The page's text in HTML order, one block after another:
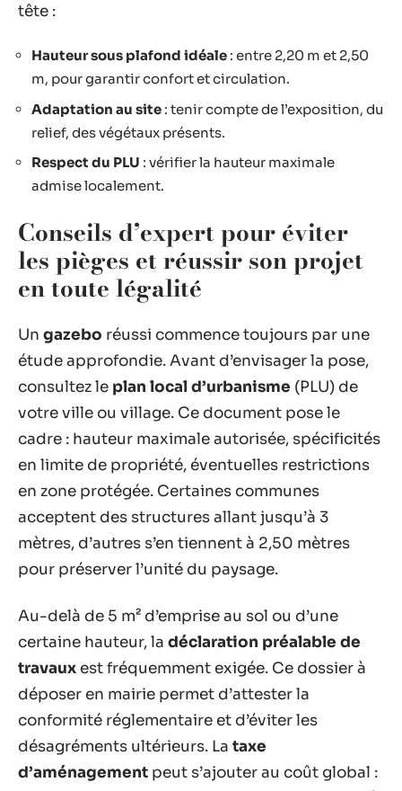
tête :
Hauteur sous plafond idéale : entre 2,20 m et 2,50
m, pour garantir confort et circulation.
Adaptation au site : tenir compte de l’exposition, du
relief, des végétaux présents.
Respect du PLU : vérifier la hauteur maximale
admise localement.
Conseils d’expert pour éviter
les pièges et réussir son projet
en toute légalité
Un gazebo réussi commence toujours par une
étude approfondie. Avant d’envisager la pose,
consultez le plan local d’urbanisme (PLU) de
votre ville ou village. Ce document pose le
cadre : hauteur maximale autorisée, spécificités
en limite de propriété, éventuelles restrictions
en zone protégée. Certaines communes
acceptent des structures allant jusqu’à 3
mètres, d’autres s’en tiennent à 2,50 mètres
pour préserver l’unité du paysage.
Au-delà de 5 m² d’emprise au sol ou d’une
certaine hauteur, la déclaration préalable de
travaux est fréquemment exigée. Ce dossier à
déposer en mairie permet d’attester la
conformité réglementaire et d’éviter les
désagréments ultérieurs. La taxe
d’aménagement peut s’ajouter au coût global :